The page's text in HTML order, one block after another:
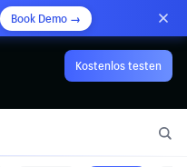
Book Demo →
Kostenlos testen